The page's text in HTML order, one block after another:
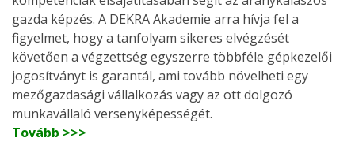
gazda képzés. A DEKRA Akademie arra hívja fel a
figyelmet, hogy a tanfolyam sikeres elvégzését
követően a végzettség egyszerre többféle gépkezelői
jogosítványt is garantál, ami tovább növelheti egy
mezőgazdasági vállalkozás vagy az ott dolgozó
munkavállaló versenyképességét.
Tovább >>>